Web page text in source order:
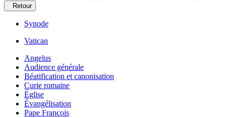
Retour
Synode
Vatican
Angelus
Audience générale
Béatification et canonisation
Curie romaine
Église
Évangélisation
Pape François